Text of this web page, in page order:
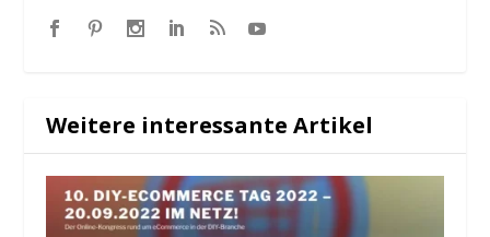
Weitere interessante Artikel